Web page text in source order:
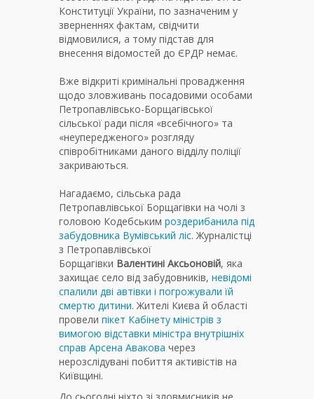
Конституції України, по зазначеним у
зверненнях фактам, свідчити
відмовилися, а тому підстав для
внесення відомостей до ЄРДР немає.
Вже відкриті кримінальні провадження
щодо зловживань посадовими особами
Петропавлівсько-Борщагівської
сільської ради після «всебічного» та
«неупередженого» розгляду
співробітниками даного відділу поліції
закриваються.
Нагадаємо, сільська рада
Петропавлівської Борщагівки на чолі з
головою Кодебським роздерибанила під
забудовника Вумівський ліс. Журналістці
з Петропавлівської
Борщагівки Валентині Аксьоновій, яка
захищає село від забудовників, невідомі
спалили дві автівки і погрожували їй
смертю дитини. Жителі Києва й області
провели пікет Кабінету міністрів з
вимогою відставки міністра внутрішніх
справ Арсена Авакова через
нерозслідувані побиття активістів на
Київщині.